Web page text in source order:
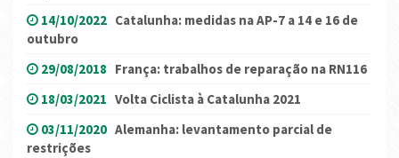
14/10/2022 Catalunha: medidas na AP-7 a 14 e 16 de
outubro
29/08/2018 França: trabalhos de reparação na RN116
18/03/2021 Volta Ciclista à Catalunha 2021
03/11/2020 Alemanha: levantamento parcial de
restrições